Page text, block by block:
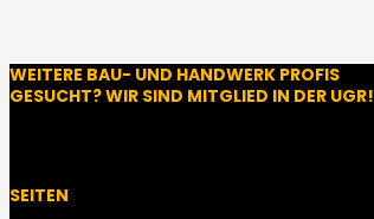
WEITERE BAU- UND HANDWERK PROFIS
GESUCHT? WIR SIND MITGLIED IN DER UGR!
SEITEN